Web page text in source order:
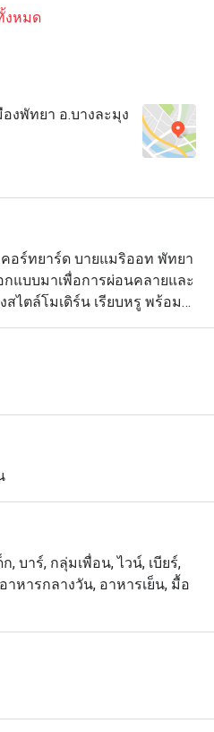
งหมด
องพัทยา อ.บางละมุง
อร์ทยาร์ด บายแมริออท พัทยา
แบบมาเพื่อการผ่อนคลายและ
ไตล์โมเดิร์น เรียบหรู พร้อมที่
ร้างบรรยากาศที่น่ารื่นรมย์
มนูของว่างและอาหารเบา ๆ
ปะเพื่อนฝูง หรือแค่อยากหา
วงเวลาของคุณพิเศษยิ่งขึ้น
, บาร์, กลุ่มเพื่อน, ไวน์, เบียร์,
าหารกลางวัน, อาหารเย็น, มื้อ